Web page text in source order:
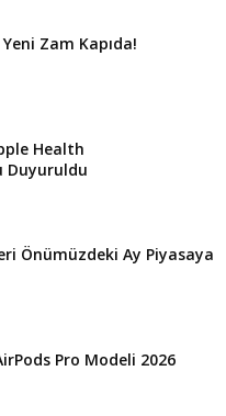
Zam Kapıda!
Health
Duyuruldu
Önümüzdeki Ay Piyasaya
Pro Modeli 2026